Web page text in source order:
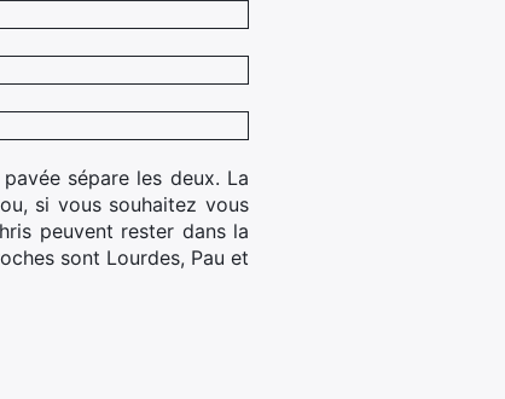
sépare les deux. La
si vous souhaitez vous
peuvent rester dans la
sont Lourdes, Pau et